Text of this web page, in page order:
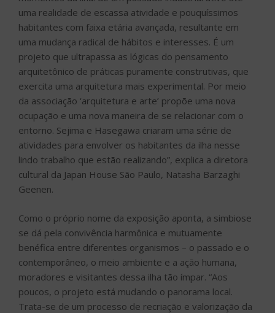
uma realidade de escassa atividade e pouquíssimos
habitantes com faixa etária avançada, resultante em
uma mudança radical de hábitos e interesses. É um
projeto que ultrapassa as lógicas do pensamento
arquitetônico de práticas puramente construtivas, que
exercita uma arquitetura mais experimental. Por meio
da associação ‘arquitetura e arte’ propõe uma nova
ocupação e uma nova maneira de se relacionar com o
entorno. Sejima e Hasegawa criaram uma série de
atividades para envolver os habitantes da ilha nesse
lindo trabalho que estão realizando”, explica a diretora
cultural da Japan House São Paulo, Natasha Barzaghi
Geenen.
Como o próprio nome da exposição aponta, a simbiose
se dá pela convivência harmônica e mutuamente
benéfica entre diferentes organismos – o passado e o
contemporâneo, o meio ambiente e a ação humana,
moradores e visitantes dessa ilha tão ímpar. “Aos
poucos, o projeto está mudando o panorama local.
Trata-se de um processo de recriação e valorização da